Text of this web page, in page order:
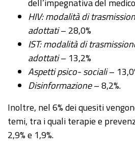
dell’impegnativa del
HIV: modalità di
adottati– 28,0%
IST: modalità di
adottati– 13,2%
Aspetti psico- sociali–
Disinformazione– 8,2%.
Inoltre, nel 6% dei quesiti
temi, tra i quali terapie e
2,9% e 1,9%.